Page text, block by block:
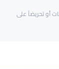
أو تحريضاً على